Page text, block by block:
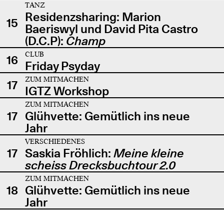
15
TANZ
Residenzsharing: Marion
Baeriswyl und David Pita Castro
(D.C.P): Champ
16
CLUB
Friday Psyday
17
ZUM MITMACHEN
IGTZ Workshop
17
ZUM MITMACHEN
Glühvette: Gemütlich ins neue
Jahr
17
VERSCHIEDENES
Saskia Fröhlich: Meine kleine
scheiss Drecksbuchtour 2.0
18
ZUM MITMACHEN
Glühvette: Gemütlich ins neue
Jahr